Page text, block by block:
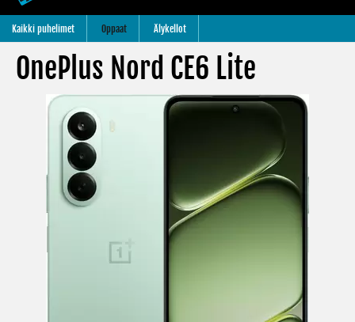
Kaikki puhelimet Oppaat Älykellot
OnePlus Nord CE6 Lite